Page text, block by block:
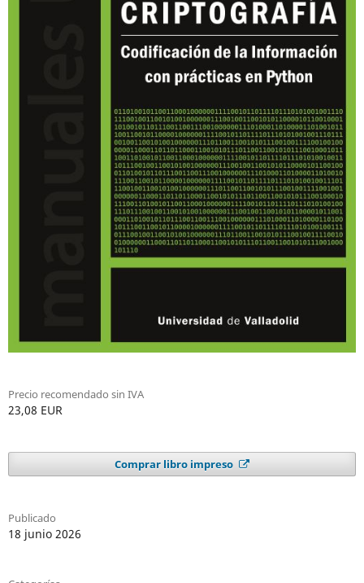
Precio recomendado sin IVA
23,08 EUR
Comprar libro impreso
Publicado
18 junio 2026